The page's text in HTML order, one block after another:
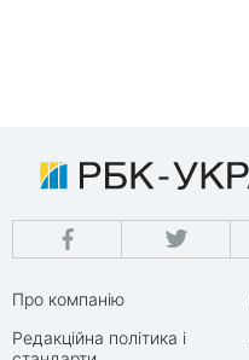
Про компанію
Редакційна політика і